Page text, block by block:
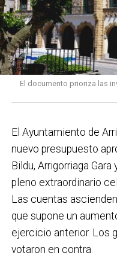
El documento prioriza las
El Ayuntamiento de
nuevo presupuesto
Bildu, Arrigorriaga
pleno extraordinario
Las cuentas
que supone un
ejercicio anterior. Los
votaron en contra.